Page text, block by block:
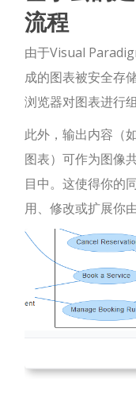
流程
由于Visual
成的图表被安全存
浏览器对图表进行
此外，输出内容（
图表）可作为图像
目中。这使得你的
用、修改或扩展你